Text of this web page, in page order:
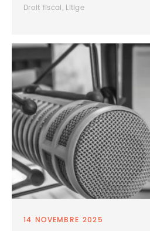
Droit fiscal, Litige
14 NOVEMBRE 2025